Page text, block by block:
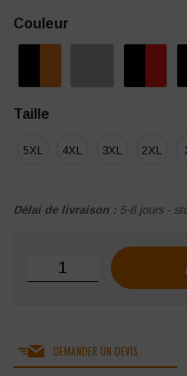
Couleur
Taille
5XL 4XL 3XL 2XL
Délai de livraison : 5-8 jours -
quantité de Polo
DEMANDER UN DEVIS